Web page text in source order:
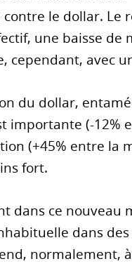
le dollar. Le
une baisse de
cependant, avec
du dollar,
importante (-
(+45% entre la
fort.
dans ce nouveau
dans
normalement,